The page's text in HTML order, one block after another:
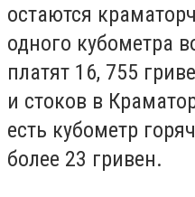
остаются
одного кубометра
платят 16, 755
и стоков в
есть кубометр
более 23 гривен.